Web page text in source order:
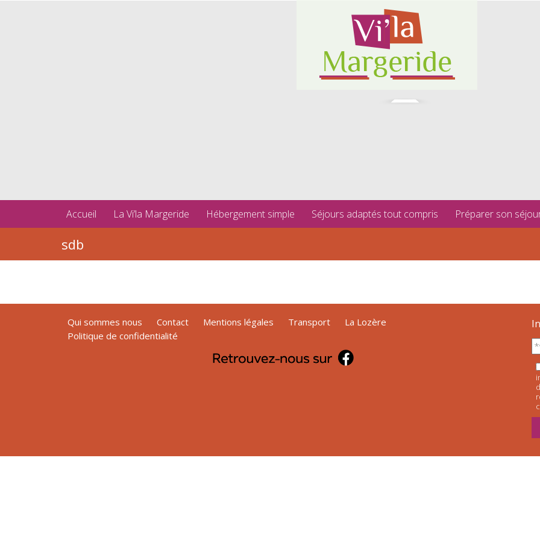
Accueil La Vi’la Margeride Hébergement simple Séjours adaptés tout compris Préparer son
sdb
Qui sommes nous Contact Mentions légales Transport
La Lozère
Politique de confidentialité